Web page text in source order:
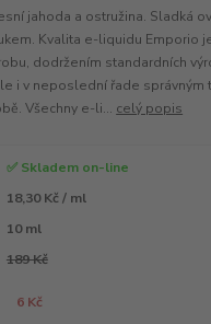
jahoda a ostružina. Sladká
Kvalita e-liquidu Emporio
dodržením standardních
i v neposlední řade správným
Všechny e-li... celý popis
✅ Skladem on-line
18,30 Kč / ml
10 ml
189 Kč
6 Kč